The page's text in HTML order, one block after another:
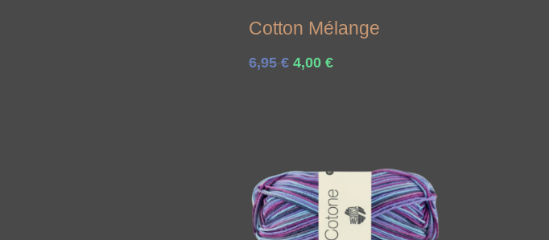
Cotton Mélange
6,95€ Ursprünglicher
4,00€Aktueller